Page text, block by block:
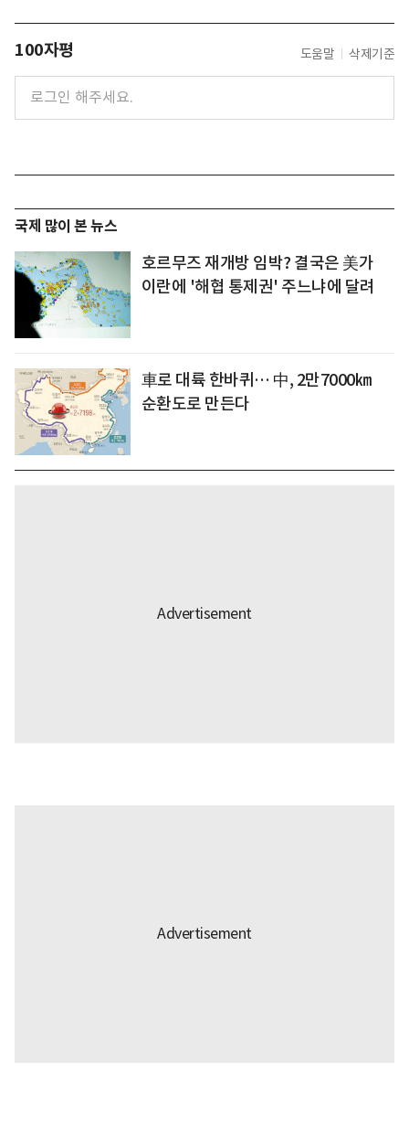
100자평 도움말 삭제기준
국제 많이 본 뉴스
호르무즈 재개방 임박? 결국은 美가
이란에 '해협 통제권' 주느냐에 달려
車로 대륙 한바퀴… 中, 2만7000㎞
순환도로 만든다